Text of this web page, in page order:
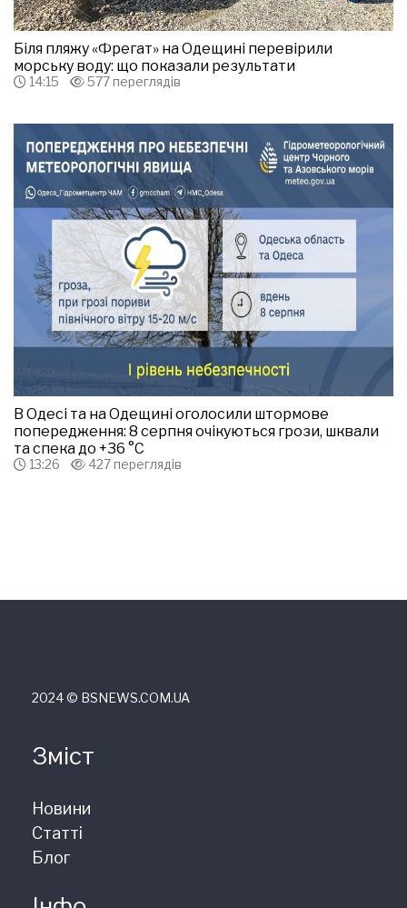
Біля пляжу «Фрегат» на Одещині перевірили
морську воду: що показали результати
14:15 577 переглядів
В Одесі та на Одещині оголосили штормове
попередження: 8 серпня очікуються грози, шквали
та спека до +36 °С
13:26 427 переглядів
2024 © ВSNEWS.COM.UA
Зміст
Новини
Статті
Блог